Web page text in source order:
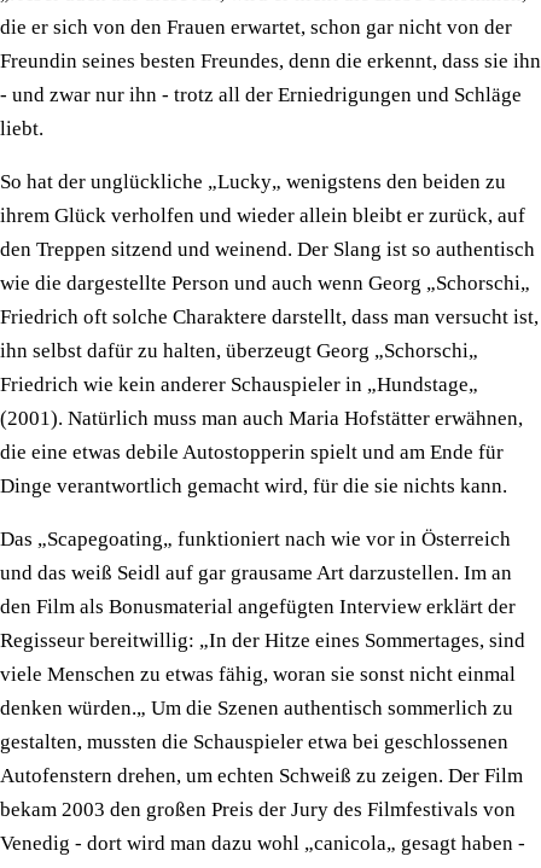
die er sich von den Frauen erwartet, schon gar nicht von der
Freundin seines besten Freundes, denn die erkennt, dass sie ihn
- und zwar nur ihn - trotz all der Erniedrigungen und Schläge
liebt.
So hat der unglückliche „Lucky„ wenigstens den beiden zu
ihrem Glück verholfen und wieder allein bleibt er zurück, auf
den Treppen sitzend und weinend. Der Slang ist so authentisch
wie die dargestellte Person und auch wenn Georg „Schorschi„
Friedrich oft solche Charaktere darstellt, dass man versucht ist,
ihn selbst dafür zu halten, überzeugt Georg „Schorschi„
Friedrich wie kein anderer Schauspieler in „Hundstage„
(2001). Natürlich muss man auch Maria Hofstätter erwähnen,
die eine etwas debile Autostopperin spielt und am Ende für
Dinge verantwortlich gemacht wird, für die sie nichts kann.
Das „Scapegoating„ funktioniert nach wie vor in Österreich
und das weiß Seidl auf gar grausame Art darzustellen. Im an
den Film als Bonusmaterial angefügten Interview erklärt der
Regisseur bereitwillig: „In der Hitze eines Sommertages, sind
viele Menschen zu etwas fähig, woran sie sonst nicht einmal
denken würden.„ Um die Szenen authentisch sommerlich zu
gestalten, mussten die Schauspieler etwa bei geschlossenen
Autofenstern drehen, um echten Schweiß zu zeigen. Der Film
bekam 2003 den großen Preis der Jury des Filmfestivals von
Venedig - dort wird man dazu wohl „canicola„ gesagt haben -